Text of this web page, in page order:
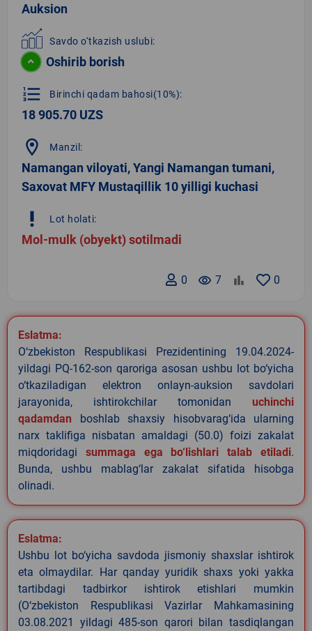
Auksion
Savdo o‘tkazish uslubi:
Oshirib borish
format_list_numbered Birinchi qadam bahosi(10%):
18 905.70 UZS
location_on Manzil:
Namangan viloyati, Yangi Namangan tumani,
Saxovat MFY Mustaqillik 10 yilligi kuchasi
priority_high Lot holati:
Mol-mulk (obyekt) sotilmadi
0
remove_red_eye 7
0
Eslatma:
O‘zbekiston Respublikasi Prezidentining 19.04.2024-
yildagi PQ-162-son qaroriga asosan ushbu lot bo‘yicha
o‘tkaziladigan elektron onlayn-auksion savdolari
jarayonida, ishtirokchilar tomonidan uchinchi
qadamdan boshlab shaxsiy hisobvarag‘ida ularning
narx taklifiga nisbatan amaldagi (50.0) foizi zakalat
miqdoridagi summaga ega bo‘lishlari talab etiladi.
Bunda, ushbu mablag‘lar zakalat sifatida hisobga
olinadi.
Eslatma:
Ushbu lot bo‘yicha savdoda jismoniy shaxslar ishtirok
eta olmaydilar. Har qanday yuridik shaxs yoki yakka
tartibdagi tadbirkor ishtirok etishlari mumkin
(O‘zbekiston Respublikasi Vazirlar Mahkamasining
03.08.2021 yildagi 485-son qarori bilan tasdiqlangan